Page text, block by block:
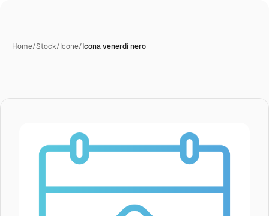
Home/Stock/Icone/Icona venerdì nero